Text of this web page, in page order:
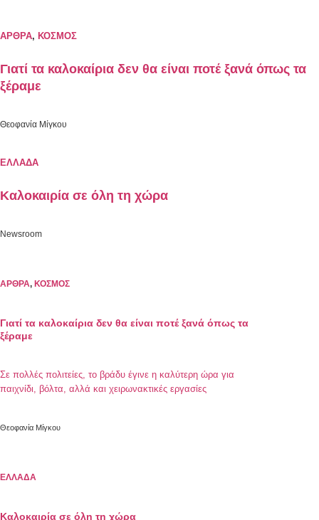
ΑΡΘΡΑ, ΚΟΣΜΟΣ
Γιατί τα καλοκαίρια δεν θα είναι ποτέ ξανά όπως τα
ξέραμε
Θεοφανία Μίγκου
ΕΛΛΑΔΑ
Καλοκαιρία σε όλη τη χώρα
Newsroom
ΑΡΘΡΑ, ΚΟΣΜΟΣ
Γιατί τα καλοκαίρια δεν θα είναι ποτέ ξανά όπως τα
ξέραμε
Σε πολλές πολιτείες, το βράδυ έγινε η καλύτερη ώρα για
παιχνίδι, βόλτα, αλλά και χειρωνακτικές εργασίες
Θεοφανία Μίγκου
ΕΛΛΑΔΑ
Καλοκαιρία σε όλη τη χώρα